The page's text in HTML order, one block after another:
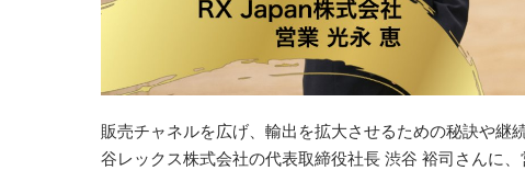
販売チャネルを広げ、輸出を拡大させるための秘訣や継
谷レックス株式会社の代表取締役社長 渋谷 裕司さんに